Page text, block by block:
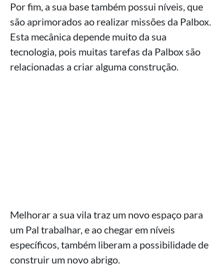
Por fim, a sua base também possui níveis, que
são aprimorados ao realizar missões da Palbox.
Esta mecânica depende muito da sua
tecnologia, pois muitas tarefas da Palbox são
relacionadas a criar alguma construção.
Melhorar a sua vila traz um novo espaço para
um Pal trabalhar, e ao chegar em níveis
específicos, também liberam a possibilidade de
construir um novo abrigo.